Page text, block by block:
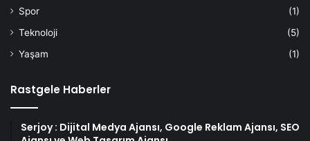
Spor
(1)
Teknoloji
(5)
Yaşam
(1)
Rastgele Haberler
Serjoy : Dijital Medya Ajansı, Google Reklam Ajansı, SEO